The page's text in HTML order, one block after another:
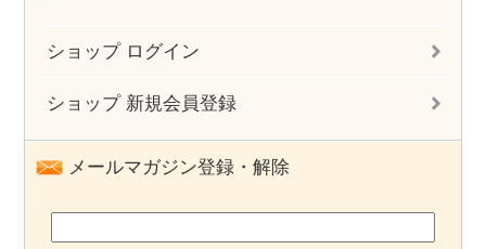
ショップ ログイン
ショップ 新規会員登録
メールマガジン登録・解除